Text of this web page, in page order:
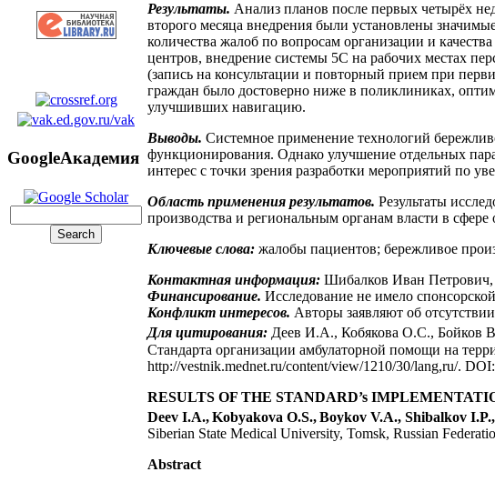
GoogleАкадемия
Результаты. Анализ планов после первых четырёх
второго месяца внедрения были установлены
количества жалоб по вопросам организации и
центров, внедрение системы 5С на рабочих местах
(запись на консультации и повторный прием при
граждан было достоверно ниже в поликлиниках,
улучшивших навигацию.
Выводы. Системное применение технологий
функционирования. Однако улучшение отдельных
интерес с точки зрения разработки мероприятий по
Область применения результатов. Результаты
производства и региональным органам власти в
Ключевые слова: жалобы пациентов; бережливое
Контактная информация: Шибалков Иван Петрович,
Финансирование. Исследование не имело
Конфликт интересов. Авторы заявляют об
Для цитирования: Деев И.А., Кобякова О.С., Бойков
Стандарта организации амбулаторной помощи на
http://vestnik.mednet.ru/content/view/1210/30/lang,ru/.
RESULTS OF THE STANDARD’s
Deev I.A.,Kobyakova O.S.,Boykov V.A., Shibalkov
Siberian State Medical University, Tomsk, Russian
Abstract